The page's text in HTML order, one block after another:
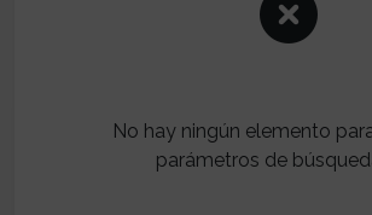
No hay ningún elemento
parámetros de